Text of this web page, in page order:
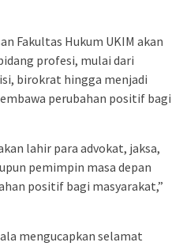
Fakultas Hukum UKIM akan
profesi, mulai dari
birokrat hingga menjadi
perubahan positif bagi
lahir para advokat, jaksa,
pemimpin masa depan
positif bagi masyarakat,”
mengucapkan selamat